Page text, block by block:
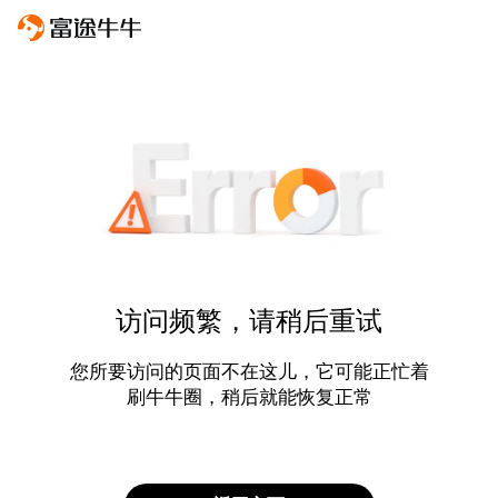
访问频繁，请稍后重试
您所要访问的页面不在这儿，它可能正忙着
刷牛牛圈，稍后就能恢复正常